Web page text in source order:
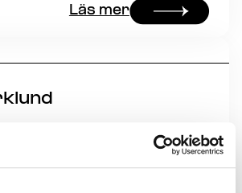
Läs mer